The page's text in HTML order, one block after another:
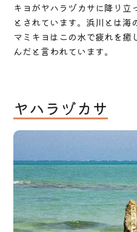
キヨがヤハラヅカサに降り立
とされています。浜川とは海
マミキヨはこの水で疲れを癒
んだと言われています。
ヤハラヅカサ